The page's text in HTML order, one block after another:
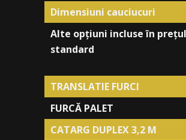
Dimensiuni cauciucuri
Alte opțiuni incluse în prețul
standard
TRANSLATIE FURCI
FURCĂ PALET
CATARG DUPLEX 3,2 M